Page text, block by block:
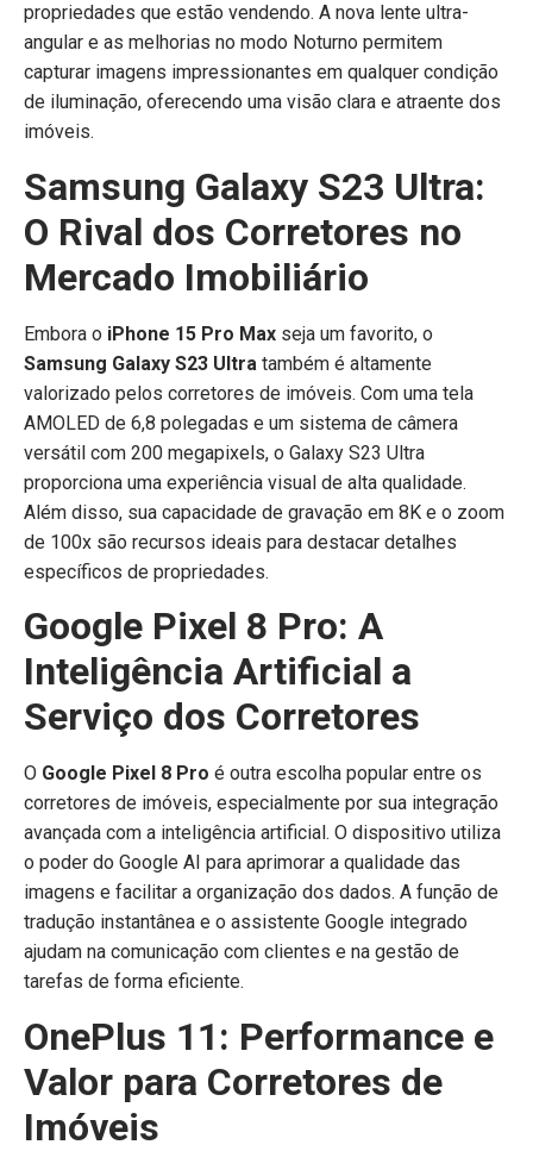
propriedades que estão vendendo. A nova lente ultra-
angular e as melhorias no modo Noturno permitem
capturar imagens impressionantes em qualquer condição
de iluminação, oferecendo uma visão clara e atraente dos
imóveis.
Samsung Galaxy S23 Ultra:
O Rival dos Corretores no
Mercado Imobiliário
Embora o iPhone 15 Pro Max seja um favorito, o
Samsung Galaxy S23 Ultra também é altamente
valorizado pelos corretores de imóveis. Com uma tela
AMOLED de 6,8 polegadas e um sistema de câmera
versátil com 200 megapixels, o Galaxy S23 Ultra
proporciona uma experiência visual de alta qualidade.
Além disso, sua capacidade de gravação em 8K e o zoom
de 100x são recursos ideais para destacar detalhes
específicos de propriedades.
Google Pixel 8 Pro: A
Inteligência Artificial a
Serviço dos Corretores
O Google Pixel 8 Pro é outra escolha popular entre os
corretores de imóveis, especialmente por sua integração
avançada com a inteligência artificial. O dispositivo utiliza
o poder do Google AI para aprimorar a qualidade das
imagens e facilitar a organização dos dados. A função de
tradução instantânea e o assistente Google integrado
ajudam na comunicação com clientes e na gestão de
tarefas de forma eficiente.
OnePlus 11: Performance e
Valor para Corretores de
Imóveis